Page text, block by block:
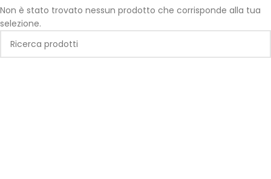
Non è stato trovato nessun prodotto che corrisponde alla tua
selezione.